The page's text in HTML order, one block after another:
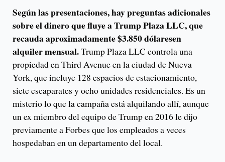
Según las presentaciones, hay preguntas adicionales
sobre el dinero que fluye a Trump Plaza LLC, que
recauda aproximadamente $3.850 dólaresen
alquiler mensual.Trump Plaza LLC controla una
propiedad en Third Avenue en la ciudad de Nueva
York, que incluye 128 espacios de estacionamiento,
siete escaparates y ocho unidades residenciales. Es un
misterio lo que la campaña está alquilando allí, aunque
un ex miembro del equipo de Trump en 2016 le dijo
previamente a Forbes que los empleados a veces
hospedaban en un departamento del local.